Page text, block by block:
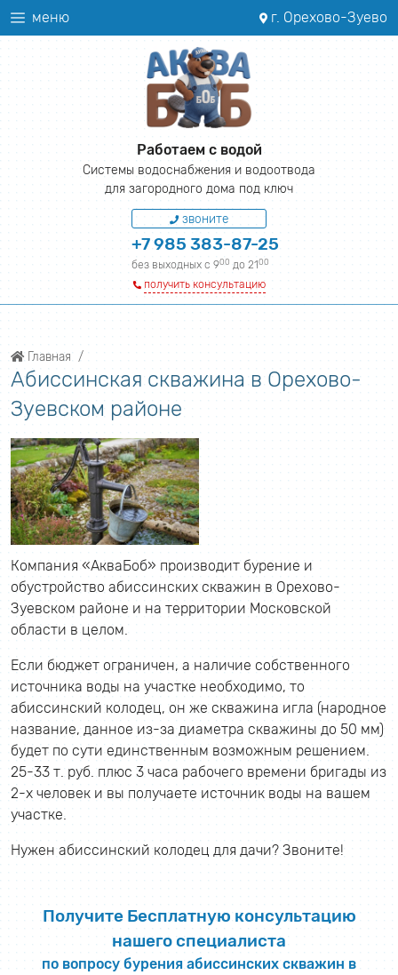
меню г. Орехово-Зуево
Работаем с водой
Системы водоснабжения и водоотвода
для загородного дома под ключ
звоните
+7 985 383-87-25
без выходных с 900 до 2100
получить консультацию
Главная
Абиссинская скважина в Орехово-
Зуевском районе
Компания «АкваБоб» производит бурение и
обустройство абиссинских скважин в Орехово-
Зуевском районе и на территории Московской
области в целом.
Если бюджет ограничен, а наличие собственного
источника воды на участке необходимо, то
абиссинский колодец, он же скважина игла (народное
название, данное из-за диаметра скважины до 50 мм)
будет по сути единственным возможным решением.
25-33 т. руб. плюс 3 часа рабочего времени бригады из
2-х человек и вы получаете источник воды на вашем
участке.
Нужен абиссинский колодец для дачи? Звоните!
Получите Бесплатную консультацию
нашего специалиста
по вопросу бурения абиссинских скважин в